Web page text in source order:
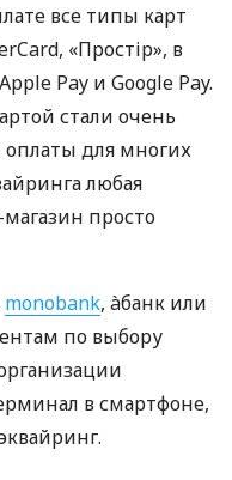
все типы карт
«Простір», в
Pay и Google Pay.
стали очень
для многих
любая
просто
monobank, àбанк или
по выбору
в смартфоне,